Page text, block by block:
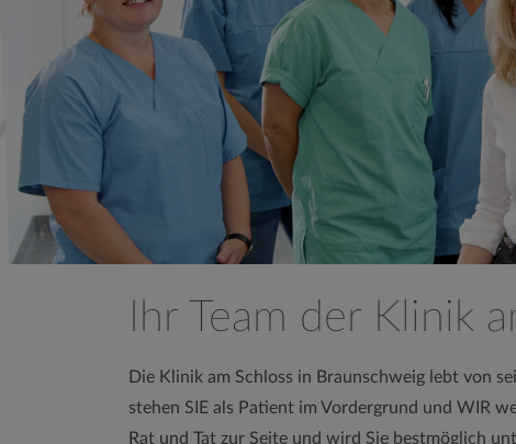
Ihr Team der Klinik
Die Klinik am Schloss in Braunschweig lebt von
stehen SIE als Patient im Vordergrund und WIR
Rat und Tat zur Seite und wird Sie bestmöglich